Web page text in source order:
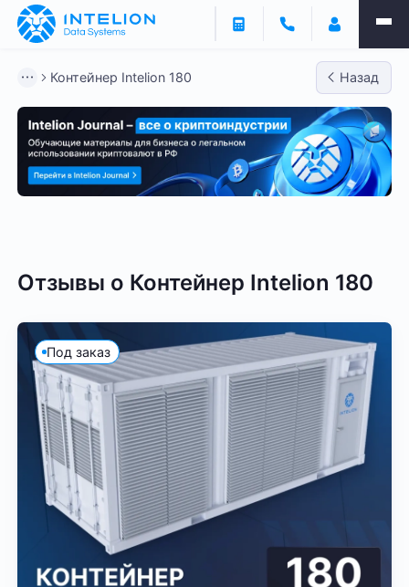
Контейнер Intelion 180 Назад
Отзывы о Контейнер Intelion 180
Под заказ